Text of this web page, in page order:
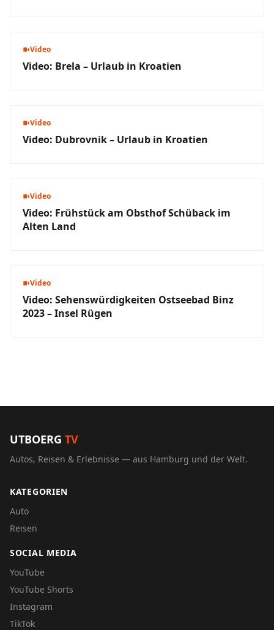
Video
Video: Brela – Urlaub in Kroatien
Video
Video: Dubrovnik – Urlaub in Kroatien
Video
Video: Frühstück am Obsthof Schüback im
Alten Land
Video
Video: Sehenswürdigkeiten Ostseebad Binz
2023 – Insel Rügen
UTBOERG TV
Autos, Reisen & Erlebnisse — aus Hamburg und der Welt.
KATEGORIEN
Auto
Reisen
SOCIAL MEDIA
YouTube
YouTube Shorts
Instagram
TikTok